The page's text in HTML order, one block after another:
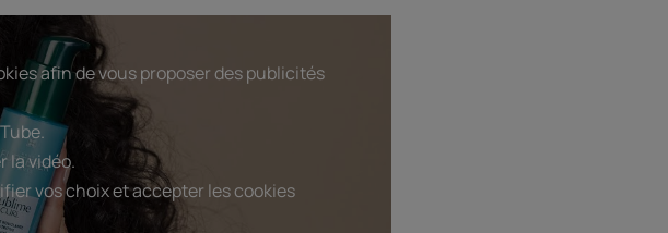
afin de vous proposer des publicités
la vidéo.
vos choix et accepter les cookies